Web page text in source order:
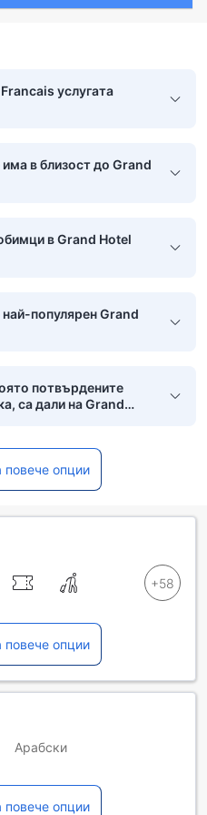
услугата
в близост до Grand
в Grand Hotel
популярен Grand
потвърдените
са дали на Grand
повече опции
повече опции
Арабски
повече опции